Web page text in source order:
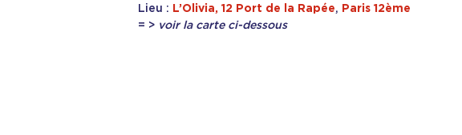
Lieu : L’Olivia, 12 Port de la Rapée, Paris 12ème
= > voir la carte ci-dessous